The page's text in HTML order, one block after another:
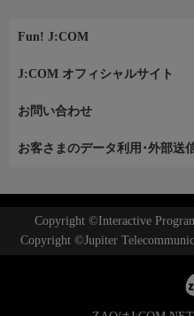
Fun! J:COM
J:COM オフィシャルサイト
お問い合わせ
お客さまのデータ利用･外部送
Copyright ©Interactive
Copyright ©Jupiter